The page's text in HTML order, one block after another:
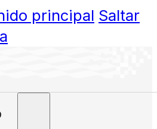
principal Saltar